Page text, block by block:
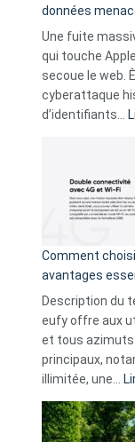
données
Une fuite
qui touche
secoue le web.
cyberattaque
d’identifiants…
Comment
avantages
Description du
eufy offre aux
et tous azimuts
principaux,
illimitée, une…